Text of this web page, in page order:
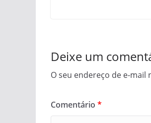
Deixe um
O seu endereço de e-mail
Comentário *